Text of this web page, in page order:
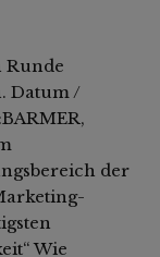
Runde
Datum /
der
Wie